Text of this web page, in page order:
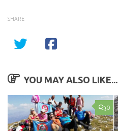
SHARE
YOU MAY ALSO LIKE...
0